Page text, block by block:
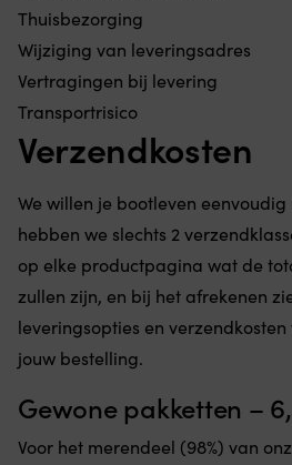
Thuisbezorging
Wijziging van leveringsadres
Vertragingen bij levering
Transportrisico
Verzendkosten
We willen je bootleven
hebben we slechts 2
op elke productpagina wat de
zullen zijn, en bij het afrekenen
leveringsopties en
jouw bestelling.
Gewone pakketten –
Voor het merendeel (98%) van